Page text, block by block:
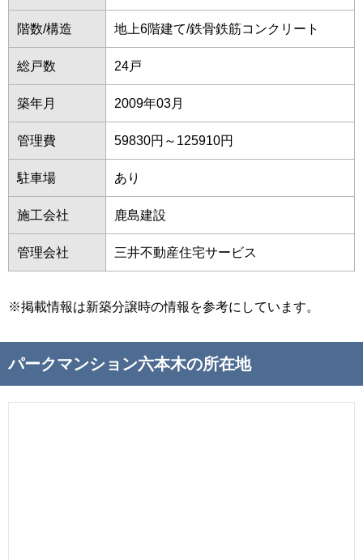
階数/構造 地上6階建て/鉄骨鉄筋コンクリート
総戸数 24戸
築年月 2009年03月
管理費 59830円～125910円
駐車場 あり
施工会社 鹿島建設
管理会社 三井不動産住宅サービス
※掲載情報は新築分譲時の情報を参考にしています。
パークマンション六本木の所在地